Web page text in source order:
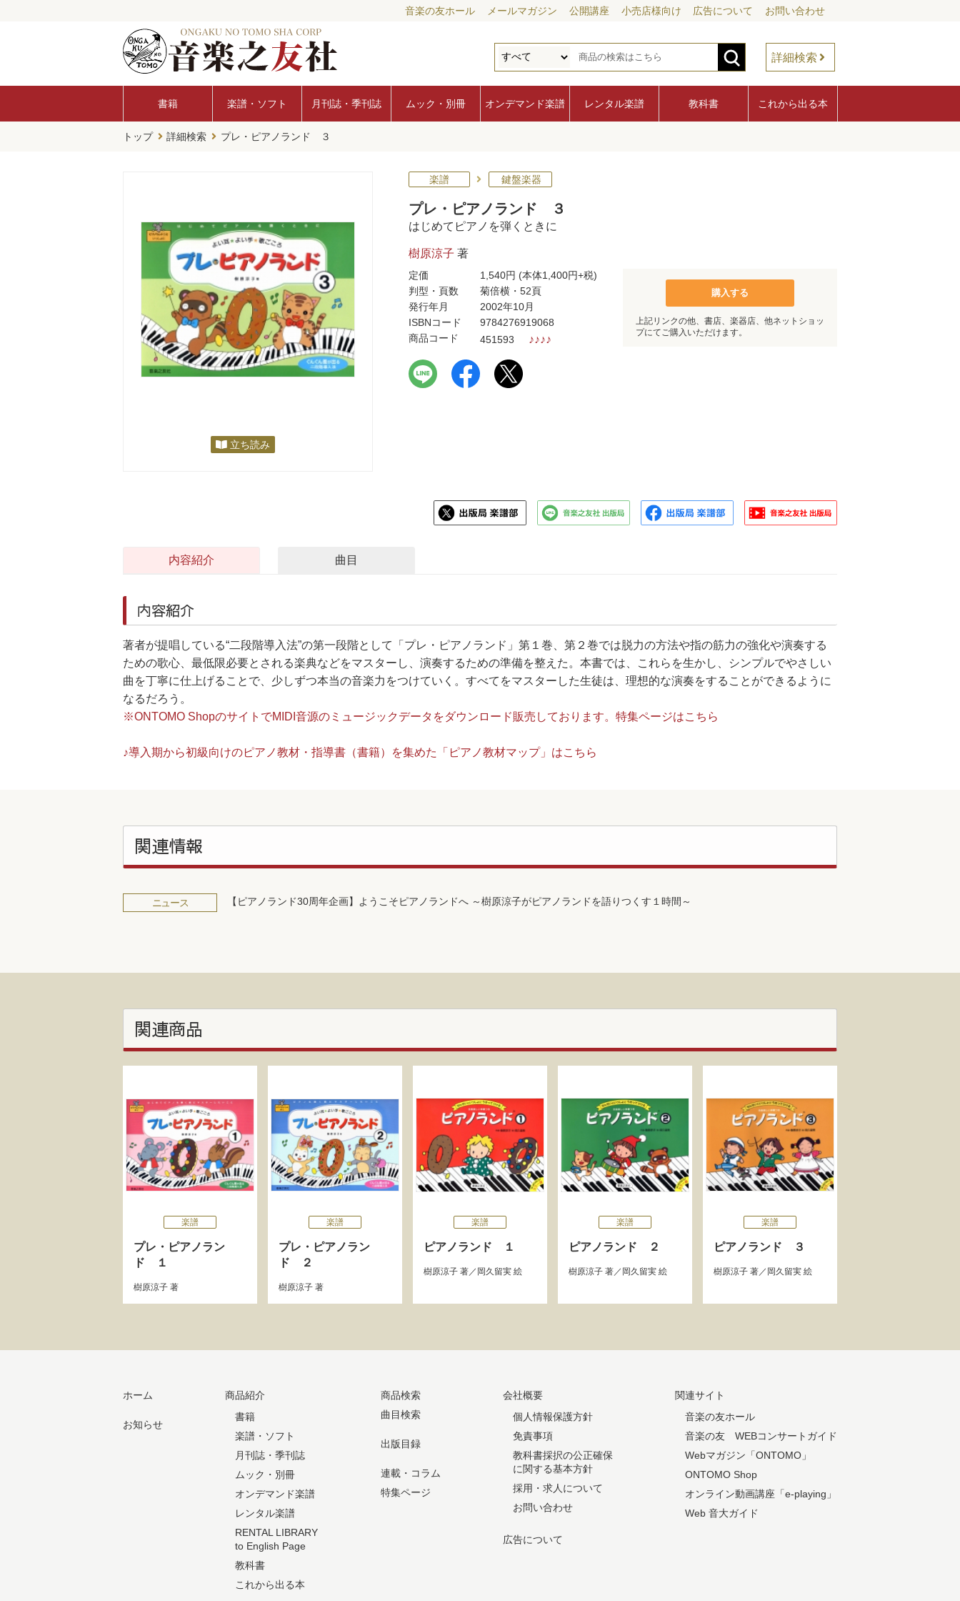
音楽の友ホール メールマガジン 公開講座 小売店様向け 広告について お問い合わせ
詳細検索
書籍 楽譜・ソフト 月刊誌・季刊誌 ムック・別冊 オンデマンド楽譜 レンタル楽譜 教科書 これから出る本
トップ 詳細検索 プレ・ピアノランド ３
立ち読み
楽譜 鍵盤楽器
プレ・ピアノランド ３
はじめてピアノを弾くときに
樹原涼子 著
定価 1,540円 (本体1,400円+税)
判型・頁数
菊倍横・52頁
発行年月
2002年10月
ISBNコード
9784276919068
商品コード
451593 ♪♪♪♪
購入する
上記リンクの他、書店、楽器店、他ネットショッ
プにてご購入いただけます。
内容紹介 曲目
内容紹介
著者が提唱している“二段階導入法”の第一段階として「プレ・ピアノランド」第１巻、第２巻では脱力の方法や指の筋力の強化や演奏する
ための歌心、最低限必要とされる楽典などをマスターし、演奏するための準備を整えた。本書では、これらを生かし、シンプルでやさしい
曲を丁寧に仕上げることで、少しずつ本当の音楽力をつけていく。すべてをマスターした生徒は、理想的な演奏をすることができるように
なるだろう。
※ONTOMO ShopのサイトでMIDI音源のミュージックデータをダウンロード販売しております。特集ページはこちら
♪導入期から初級向けのピアノ教材・指導書（書籍）を集めた「ピアノ教材マップ」はこちら
関連情報
ニュース 【ピアノランド30周年企画】ようこそピアノランドへ ～樹原涼子がピアノランドを語りつくす１時間～
関連商品
楽譜
プレ・ピアノラン
ド １
樹原涼子 著
楽譜
プレ・ピアノラン
ド ２
樹原涼子 著
楽譜
ピアノランド １
樹原涼子 著／ 岡久留実 絵
楽譜
ピアノランド ２
樹原涼子 著／ 岡久留実 絵
楽譜
ピアノランド ３
樹原涼子 著／ 岡久留実 絵
ホーム
お知らせ
商品紹介
書籍
楽譜・ソフト
月刊誌・季刊誌
ムック・別冊
オンデマンド楽譜
レンタル楽譜
RENTAL LIBRARY
to English Page
教科書
これから出る本
商品検索
曲目検索
出版目録
連載・コラム
特集ページ
会社概要
個人情報保護方針
免責事項
教科書採択の公正確保
に関する基本方針
採用・求人について
お問い合わせ
広告について
関連サイト
音楽の友ホール
音楽の友 WEBコンサートガイド
Webマガジン「ONTOMO」
ONTOMO Shop
オンライン動画講座「e-playing」
Web 音大ガイド